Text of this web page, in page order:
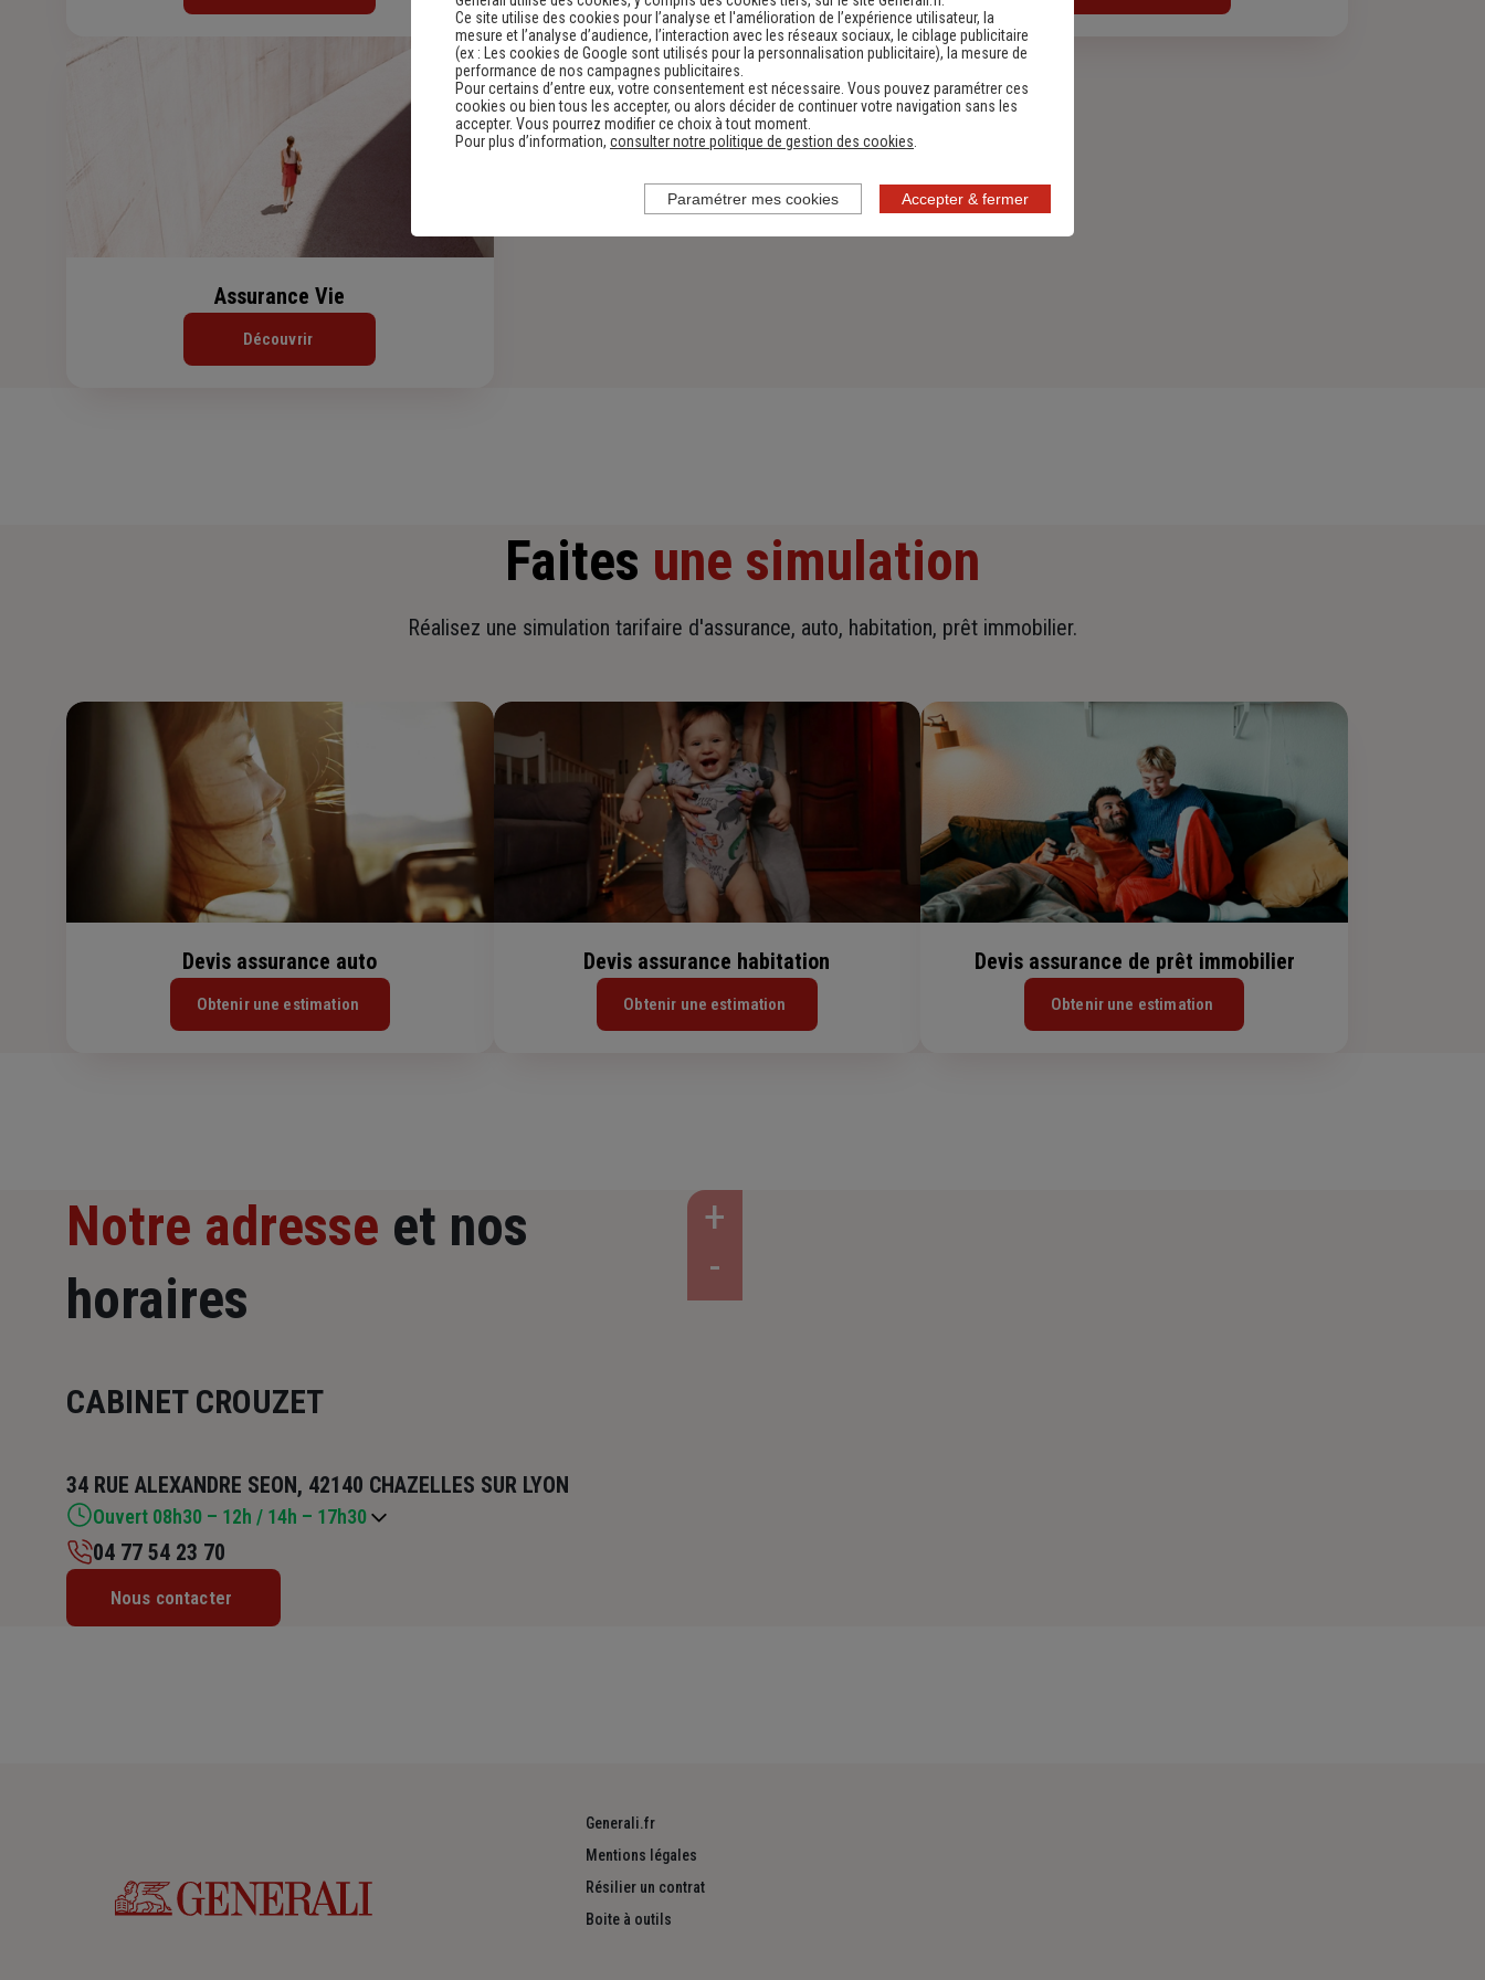
Assurance Vie
Découvrir
Faites une simulation
Réalisez une simulation tarifaire d'assurance, auto, habitation, prêt immobilier.
Devis assurance auto
Obtenir une estimation
Devis assurance habitation
Obtenir une estimation
Devis assurance de prêt immobilier
Obtenir une estimation
Notre adresse et nos
horaires
CABINET CROUZET
34 RUE ALEXANDRE SEON, 42140 CHAZELLES SUR LYON
Ouvert 08h30 – 12h / 14h – 17h30
Mardi : 08h30 – 12h / 14h – 17h30
04 77 54 23 70
Nous contacter
Generali.fr
Mentions légales
Résilier un contrat
Boite à outils
Ce site utilise des cookies pour l’analyse et l'amélioration de l’expérience utilisateur, la
mesure et l’analyse d’audience, l’interaction avec les réseaux sociaux, le ciblage publicitaire
(ex : Les cookies de Google sont utilisés pour la personnalisation publicitaire), la mesure de
performance de nos campagnes publicitaires.
Pour certains d’entre eux, votre consentement est nécessaire. Vous pouvez paramétrer ces
cookies ou bien tous les accepter, ou alors décider de continuer votre navigation sans les
accepter. Vous pourrez modifier ce choix à tout moment.
Pour plus d’information, consulter notre politique de gestion des cookies.
Accepter & fermer
Paramétrer mes cookies